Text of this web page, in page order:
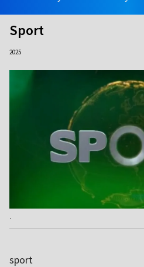
Sport
2025
.
sport